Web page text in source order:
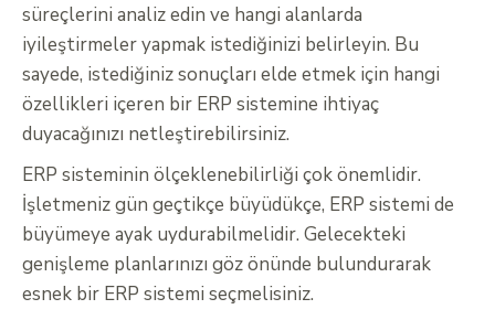
süreçlerini analiz edin ve hangi alanlarda
iyileştirmeler yapmak istediğinizi belirleyin. Bu
sayede, istediğiniz sonuçları elde etmek için hangi
özellikleri içeren bir ERP sistemine ihtiyaç
duyacağınızı netleştirebilirsiniz.
ERP sisteminin ölçeklenebilirliği çok önemlidir.
İşletmeniz gün geçtikçe büyüdükçe, ERP sistemi de
büyümeye ayak uydurabilmelidir. Gelecekteki
genişleme planlarınızı göz önünde bulundurarak
esnek bir ERP sistemi seçmelisiniz.